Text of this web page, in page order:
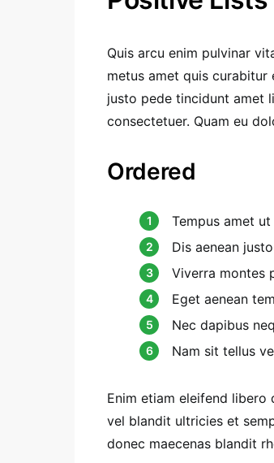
Quis arcu enim pulvinar
metus amet quis curabitur
justo pede tincidunt amet
consectetuer. Quam eu
Ordered
Tempus amet
Dis aenean
Viverra montes
Eget aenean
Nec dapibus
Nam sit tellus
Enim etiam eleifend libero
vel blandit ultricies et
donec maecenas blandit